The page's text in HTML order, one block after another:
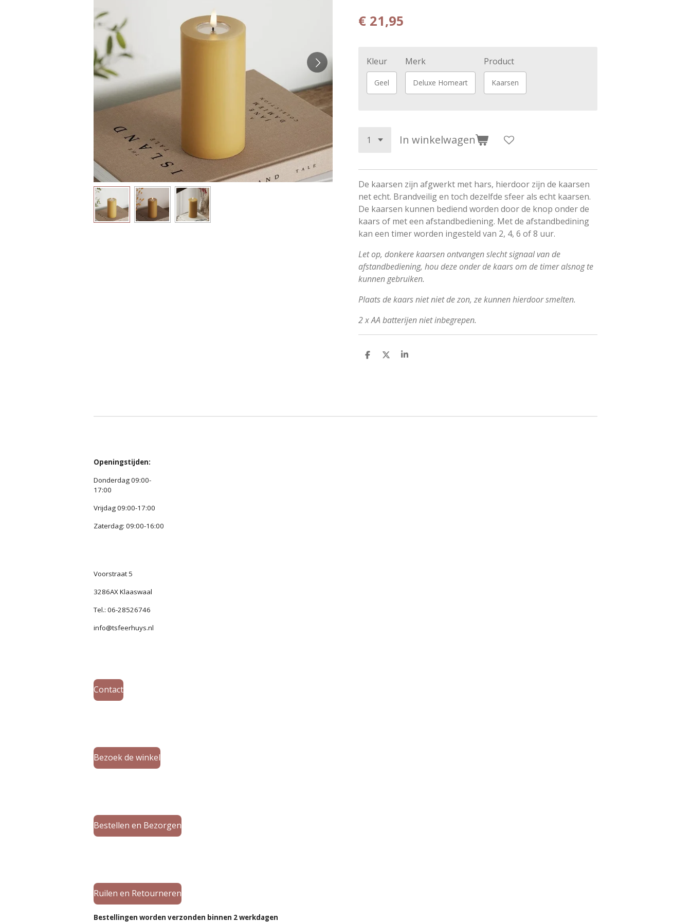
€ 21,95
Kleur
Geel
Merk
Deluxe Homeart
Product
Kaarsen
In winkelwagen
De kaarsen zijn afgwerkt met hars, hierdoor zijn de kaarsen
net echt. Brandveilig en toch dezelfde sfeer als echt kaarsen.
De kaarsen kunnen bediend worden door de knop onder de
kaars of met een afstandbediening. Met de afstandbedining
kan een timer worden ingesteld van 2, 4, 6 of 8 uur.
Let op, donkere kaarsen ontvangen slecht signaal van de
afstandbediening, hou deze onder de kaars om de timer alsnog te
kunnen gebruiken.
Plaats de kaars niet niet de zon, ze kunnen hierdoor smelten.
2 x AA batterijen niet inbegrepen.
D
D
S
Openingstijden:
Donderdag 09:00-
17:00
Vrijdag 09:00-17:00
Zaterdag: 09:00-16:00
Voorstraat 5
3286AX Klaaswaal
Tel.: 06-28526746
info@tsfeerhuys.nl
Contact
Bezoek de winkel
Bestellen en Bezorgen
Ruilen en Retourneren
Bestellingen worden verzonden binnen 2 werkdagen